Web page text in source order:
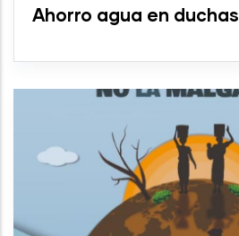
Ahorro agua en duchas